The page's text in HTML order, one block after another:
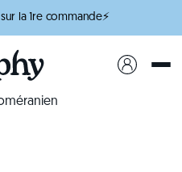
sur la 1re commande⚡